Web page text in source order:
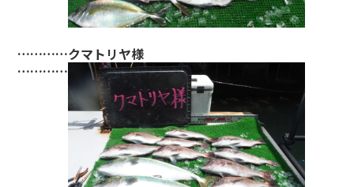
…………クマトリヤ様
…………